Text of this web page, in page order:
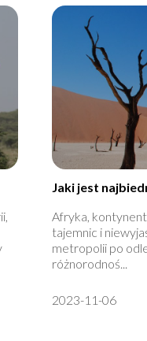
Jaki jest
Afryka,
tajemnic i
metropolii po
różnorodnoś...
2023-11-06